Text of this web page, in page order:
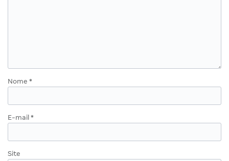
Nome *
E-mail *
Site